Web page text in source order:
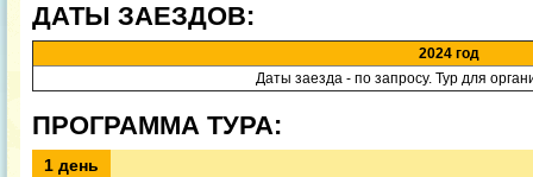
ДАТЫ ЗАЕЗДОВ:
2024 год
Даты заезда - по запросу. Тур для
ПРОГРАММА ТУРА:
1 день